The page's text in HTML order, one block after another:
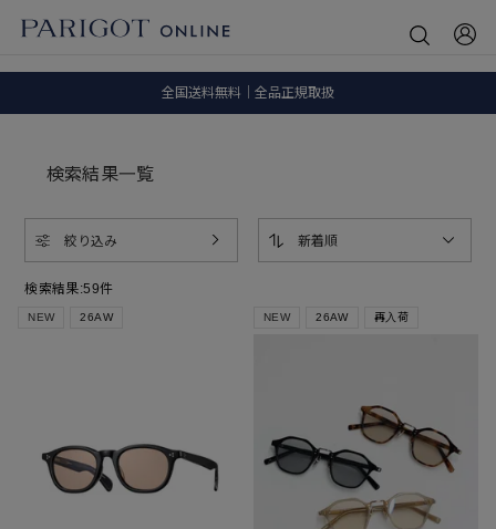
8.5 wedに会員プログラムが生まれ変わります！
検索結果一覧
検索結果:59件
絞り込み 新着順
NEW 26AW NEW 26AW 再入荷